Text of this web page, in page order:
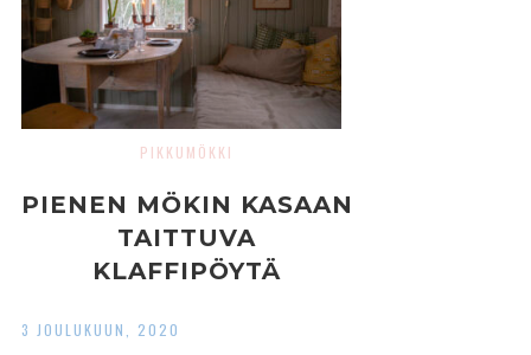
PIKKUMÖKKI
PIENEN MÖKIN KASAAN
TAITTUVA
KLAFFIPÖYTÄ
3 JOULUKUUN, 2020